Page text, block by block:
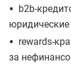
• b2b-
юридические
• rewards-
за